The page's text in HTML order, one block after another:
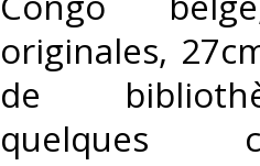
originales,
de
quelques